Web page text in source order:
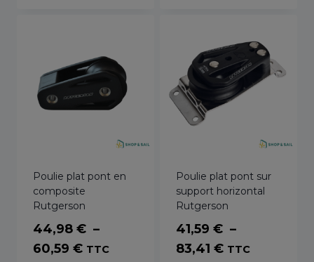
Poulie plat pont en
composite
Rutgerson
44,98 € –
60,59 €Plage
TTC
Poulie plat pont sur
support horizontal
Rutgerson
41,59 € –
83,41 €Plage
TTC